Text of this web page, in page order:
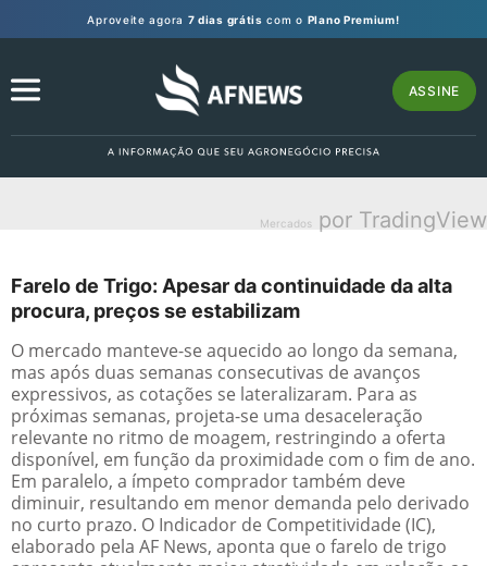
Aproveite agora 7 dias grátis com o Plano Premium!
ASSINE
Mercados por TradingView
Farelo de Trigo: Apesar da continuidade da alta
procura, preços se estabilizam
O mercado manteve-se aquecido ao longo da semana,
mas após duas semanas consecutivas de avanços
expressivos, as cotações se lateralizaram. Para as
próximas semanas, projeta-se uma desaceleração
relevante no ritmo de moagem, restringindo a oferta
disponível, em função da proximidade com o fim de ano.
Em paralelo, a ímpeto comprador também deve
diminuir, resultando em menor demanda pelo derivado
no curto prazo. O Indicador de Competitividade (IC),
elaborado pela AF News, aponta que o farelo de trigo